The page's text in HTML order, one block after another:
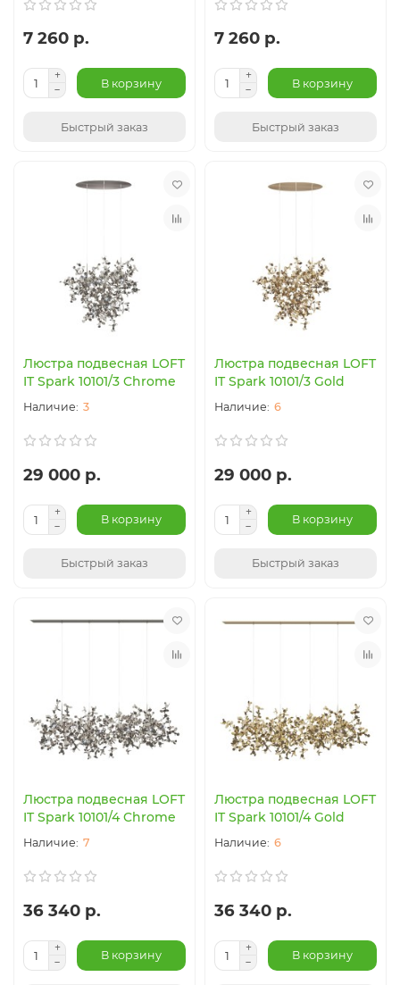
7 260 р.
В корзину
Быстрый заказ
7 260 р.
В корзину
Быстрый заказ
Люстра подвесная LOFT
IT Spark 10101/3 Chrome
3
29 000 р.
В корзину
Быстрый заказ
Люстра подвесная LOFT
IT Spark 10101/3 Gold
6
29 000 р.
В корзину
Быстрый заказ
Люстра подвесная LOFT
IT Spark 10101/4 Chrome
7
36 340 р.
В корзину
Люстра подвесная LOFT
IT Spark 10101/4 Gold
6
36 340 р.
В корзину